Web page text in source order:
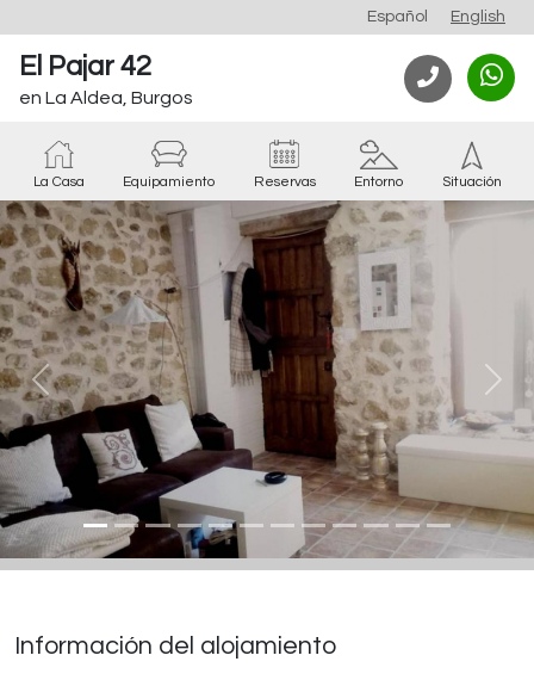
Español English
El Pajar 42
en La Aldea, Burgos
La Casa Equipamiento Reservas Entorno Situación
Anterior
Información del alojamiento